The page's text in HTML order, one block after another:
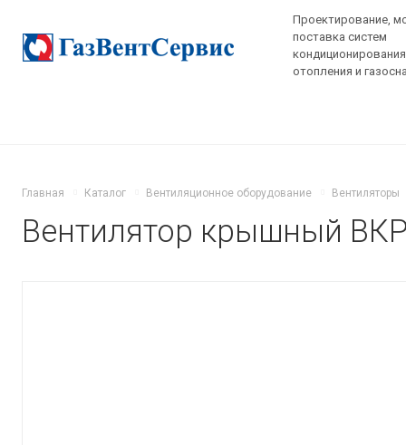
Проектирование,
поставка систем
отопления и
Главная Каталог Вентиляционное оборудование Вентиляторы
Вентилятор крышный